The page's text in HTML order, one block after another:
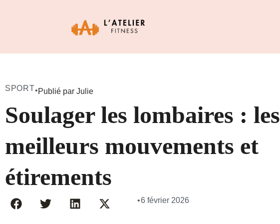
SPORT•Publié par Julie
Soulager les lombaires : les
meilleurs mouvements et
étirements
•6 février 2026